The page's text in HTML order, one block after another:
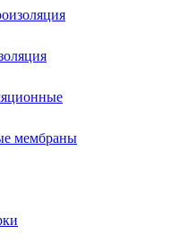
мембраны